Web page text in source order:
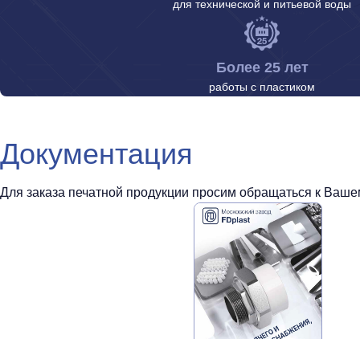
для технической и питьевой воды
Более 25 лет
работы с пластиком
Документация
Для заказа печатной продукции просим обращаться к